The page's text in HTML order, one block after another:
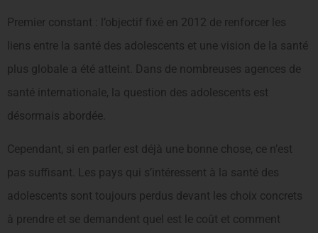
Premier constant : l’objectif fixé en 2012 de renforcer les
liens entre la santé des adolescents et une vision de la santé
plus globale a été atteint. Dans de nombreuses agences de
santé internationale, la question des adolescents est
désormais abordée.
Cependant, si en parler est déjà une bonne chose, ce n’est
pas suffisant. Les pays qui s’intéressent à la santé des
adolescents sont toujours perdus devant les choix concrets
à prendre et se demandent quel est le coût et comment